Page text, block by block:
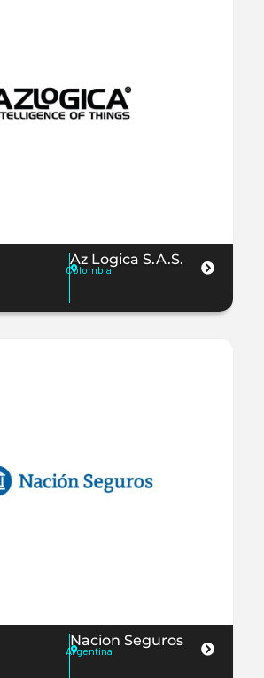
Az Logica S.A.S.
Colombia
Nacion Seguros
Argentina